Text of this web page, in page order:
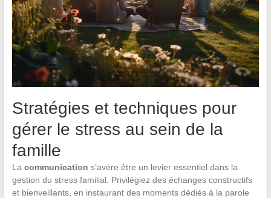
Stratégies et techniques pour
gérer le stress au sein de la
famille
La communication s’avère être un levier essentiel dans la
gestion du stress familial. Privilégiez des échanges constructifs
et bienveillants, en instaurant des moments dédiés à la parole